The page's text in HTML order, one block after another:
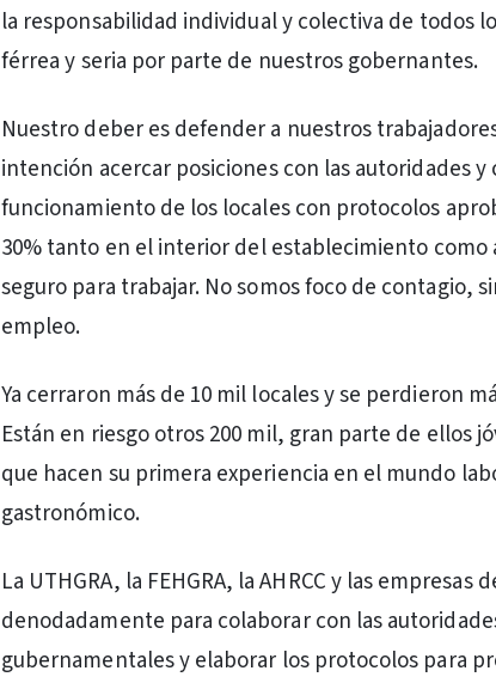
la responsabilidad individual y colectiva de todos
férrea y seria por parte de nuestros gobernantes.
Nuestro deber es defender a nuestros
intención acercar posiciones con las autoridades
funcionamiento de los locales con protocolos
30% tanto en el interior del establecimiento como
seguro para trabajar. No somos foco de contagio,
empleo.
Ya cerraron más de 10 mil locales y se perdieron
Están en riesgo otros 200 mil, gran parte de ellos
que hacen su primera experiencia en el mundo
gastronómico.
La UTHGRA, la FEHGRA, la AHRCC y las
denodadamente para colaborar con las
gubernamentales y elaborar los protocolos para